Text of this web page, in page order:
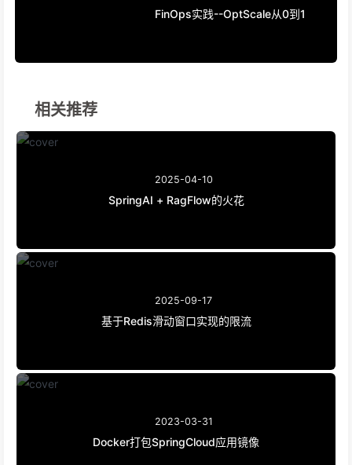
FinOps实践--OptScale从0到1
相关推荐
2025-04-10
SpringAI + RagFlow的火花
2025-09-17
基于Redis滑动窗口实现的限流
2023-03-31
Docker打包SpringCloud应用镜像